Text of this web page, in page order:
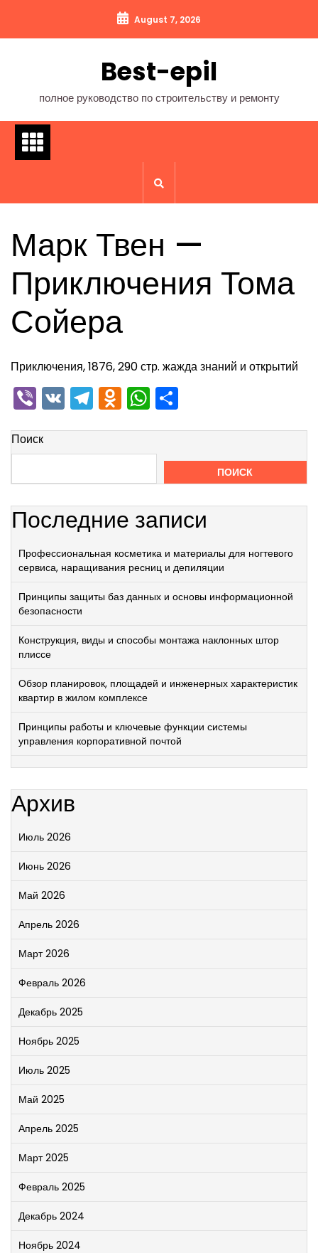
содержимому
August 7, 2026
Best-epil
полное руководство по строительству и ремонту
Марк Твен —
Приключения Тома
Сойера
Приключения, 1876, 290 стр. жажда знаний и открытий
Viber
VKTelegram
Odnoklassniki
WhatsApp
Поиск
ПОИСК
Последние записи
Профессиональная косметика и материалы для ногтевого
сервиса, наращивания ресниц и депиляции
Принципы защиты баз данных и основы информационной
безопасности
Конструкция, виды и способы монтажа наклонных штор
плиссе
Обзор планировок, площадей и инженерных характеристик
квартир в жилом комплексе
Принципы работы и ключевые функции системы
управления корпоративной почтой
Архив
Июль 2026
Июнь 2026
Май 2026
Апрель 2026
Март 2026
Февраль 2026
Декабрь 2025
Ноябрь 2025
Июль 2025
Май 2025
Апрель 2025
Март 2025
Февраль 2025
Декабрь 2024
Ноябрь 2024